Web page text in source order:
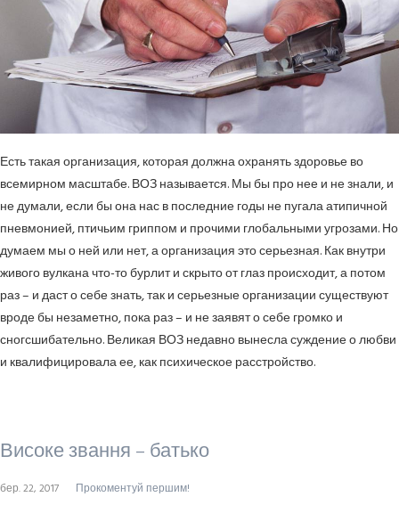
Есть такая организация, которая должна охранять здоровье во
всемирном масштабе. ВОЗ называется. Мы бы про нее и не знали, и
не думали, если бы она нас в последние годы не пугала атипичной
пневмонией, птичьим гриппом и прочими глобальными угрозами. Но
думаем мы о ней или нет, а организация это серьезная. Как внутри
живого вулкана что-то бурлит и скрыто от глаз происходит, а потом
раз – и даст о себе знать, так и серьезные организации существуют
вроде бы незаметно, пока раз – и не заявят о себе громко и
сногсшибательно. Великая ВОЗ недавно вынесла суждение о любви
и квалифицировала ее, как психическое расстройство.
Високе звання – батько
бер. 22, 2017 Прокоментуй першим!